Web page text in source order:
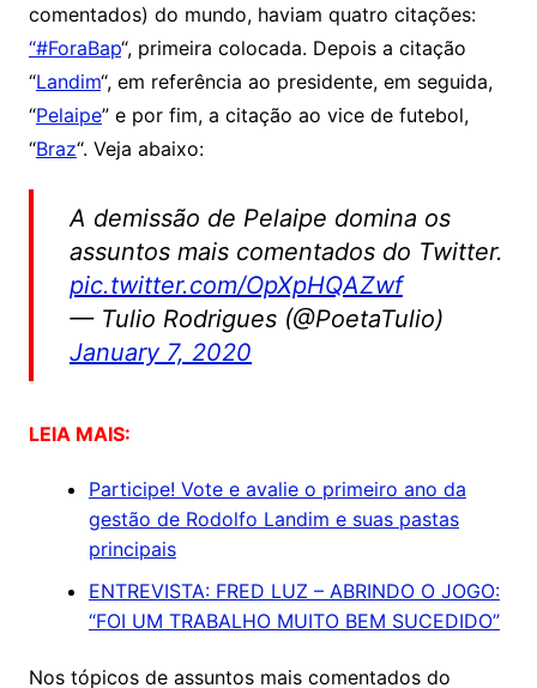
comentados) do mundo, haviam quatro citações:
“#ForaBap“, primeira colocada. Depois a citação
“Landim“, em referência ao presidente, em seguida,
“Pelaipe” e por fim, a citação ao vice de futebol,
“Braz“. Veja abaixo:
A demissão de Pelaipe domina os
assuntos mais comentados do Twitter.
pic.twitter.com/OpXpHQAZwf
— Tulio Rodrigues (@PoetaTulio)
January 7, 2020
LEIA MAIS:
Participe! Vote e avalie o primeiro ano da
gestão de Rodolfo Landim e suas pastas
principais
ENTREVISTA: FRED LUZ – ABRINDO O JOGO:
“FOI UM TRABALHO MUITO BEM SUCEDIDO”
Nos tópicos de assuntos mais comentados do